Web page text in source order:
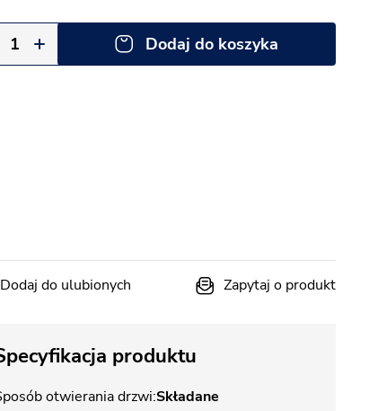
Dodaj do koszyka
Dodaj do ulubionych Zapytaj o produkt
produktu
otwierania drzwi Składane